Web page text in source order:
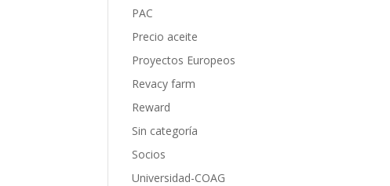
PAC
Precio aceite
Proyectos Europeos
Revacy farm
Reward
Sin categoría
Socios
Universidad-COAG